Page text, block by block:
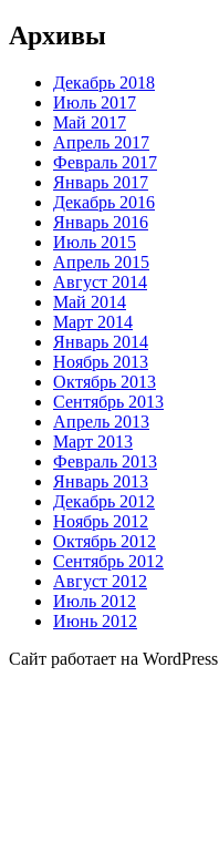
Архивы
Декабрь 2018
Июль 2017
Май 2017
Апрель 2017
Февраль 2017
Январь 2017
Декабрь 2016
Январь 2016
Июль 2015
Апрель 2015
Август 2014
Май 2014
Март 2014
Январь 2014
Ноябрь 2013
Октябрь 2013
Сентябрь 2013
Апрель 2013
Март 2013
Февраль 2013
Январь 2013
Декабрь 2012
Ноябрь 2012
Октябрь 2012
Сентябрь 2012
Август 2012
Июль 2012
Июнь 2012
Сайт работает на WordPress